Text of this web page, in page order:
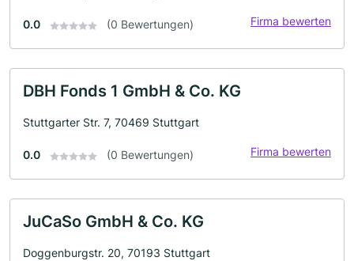
0.0 (0 Bewertungen) Firma bewerten
DBH Fonds 1 GmbH & Co. KG
Stuttgarter Str. 7, 70469 Stuttgart
0.0 (0 Bewertungen) Firma bewerten
JuCaSo GmbH & Co. KG
Doggenburgstr. 20, 70193 Stuttgart